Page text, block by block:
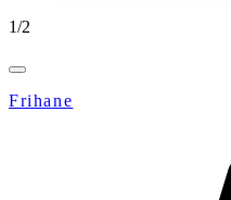
1/2
Frihane